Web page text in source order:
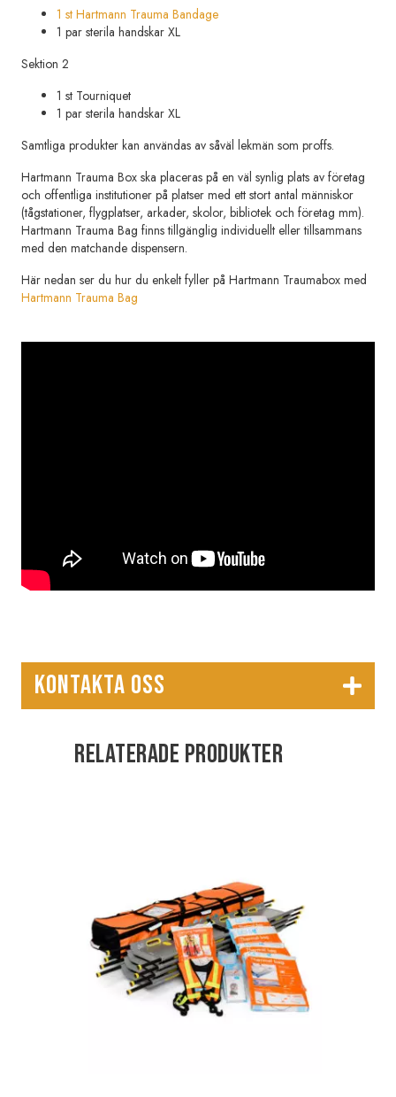
1 st Hartmann Trauma Bandage
1 par sterila handskar XL
Sektion 2
1 st Tourniquet
1 par sterila handskar XL
Samtliga produkter kan användas av såväl lekmän som proffs.
Hartmann Trauma Box ska placeras på en väl synlig plats av företag
och offentliga institutioner på platser med ett stort antal människor
(tågstationer, flygplatser, arkader, skolor, bibliotek och företag mm).
Hartmann Trauma Bag finns tillgänglig individuellt eller tillsammans
med den matchande dispensern.
Här nedan ser du hur du enkelt fyller på Hartmann Traumabox med
Hartmann Trauma Bag
KONTAKTA OSS
Relaterade produkter